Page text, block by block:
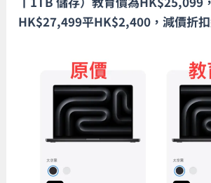
HK$27,499平HK$2,400，減價折扣